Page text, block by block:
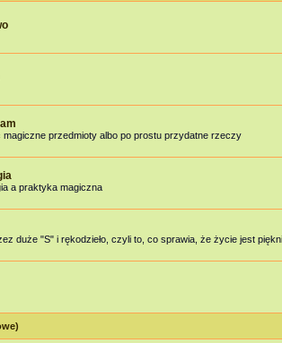
magiczne przedmioty albo po prostu przydatne rzeczy
a praktyka magiczna
duże "S" i rękodzieło, czyli to, co sprawia, że życie jest